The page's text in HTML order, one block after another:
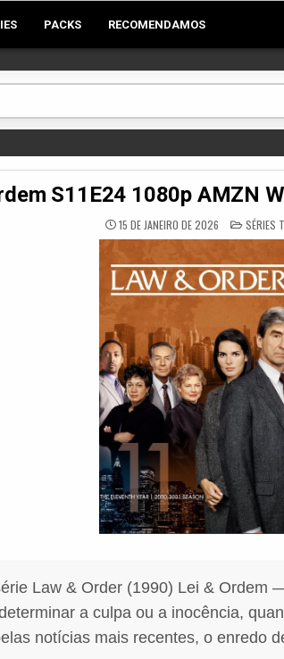
PACKS RECOMENDAMOS
S11E24 1080p AMZN
15 DE JANEIRO DE 2026 POSTED
IN
SÉRIES
Law & Order (1990) Lei & Ordem
a culpa ou a inocência,
notícias mais recentes, o enredo